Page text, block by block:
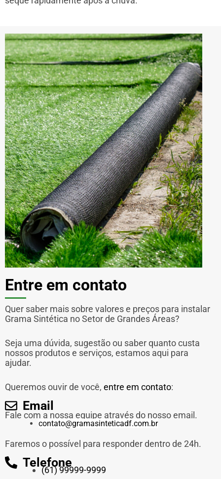
Entre em contato
Quer saber mais sobre valores e preços para instalar
Grama Sintética no Setor de Grandes Áreas?
Seja uma dúvida, sugestão ou saber quanto custa
nossos produtos e serviços, estamos aqui para
ajudar.
Queremos ouvir de você, entre em contato:
Email
Fale com a nossa equipe através do nosso email.
contato@gramasinteticadf.com.br
Faremos o possível para responder dentro de 24h.
Telefone
(61) 99999-9999